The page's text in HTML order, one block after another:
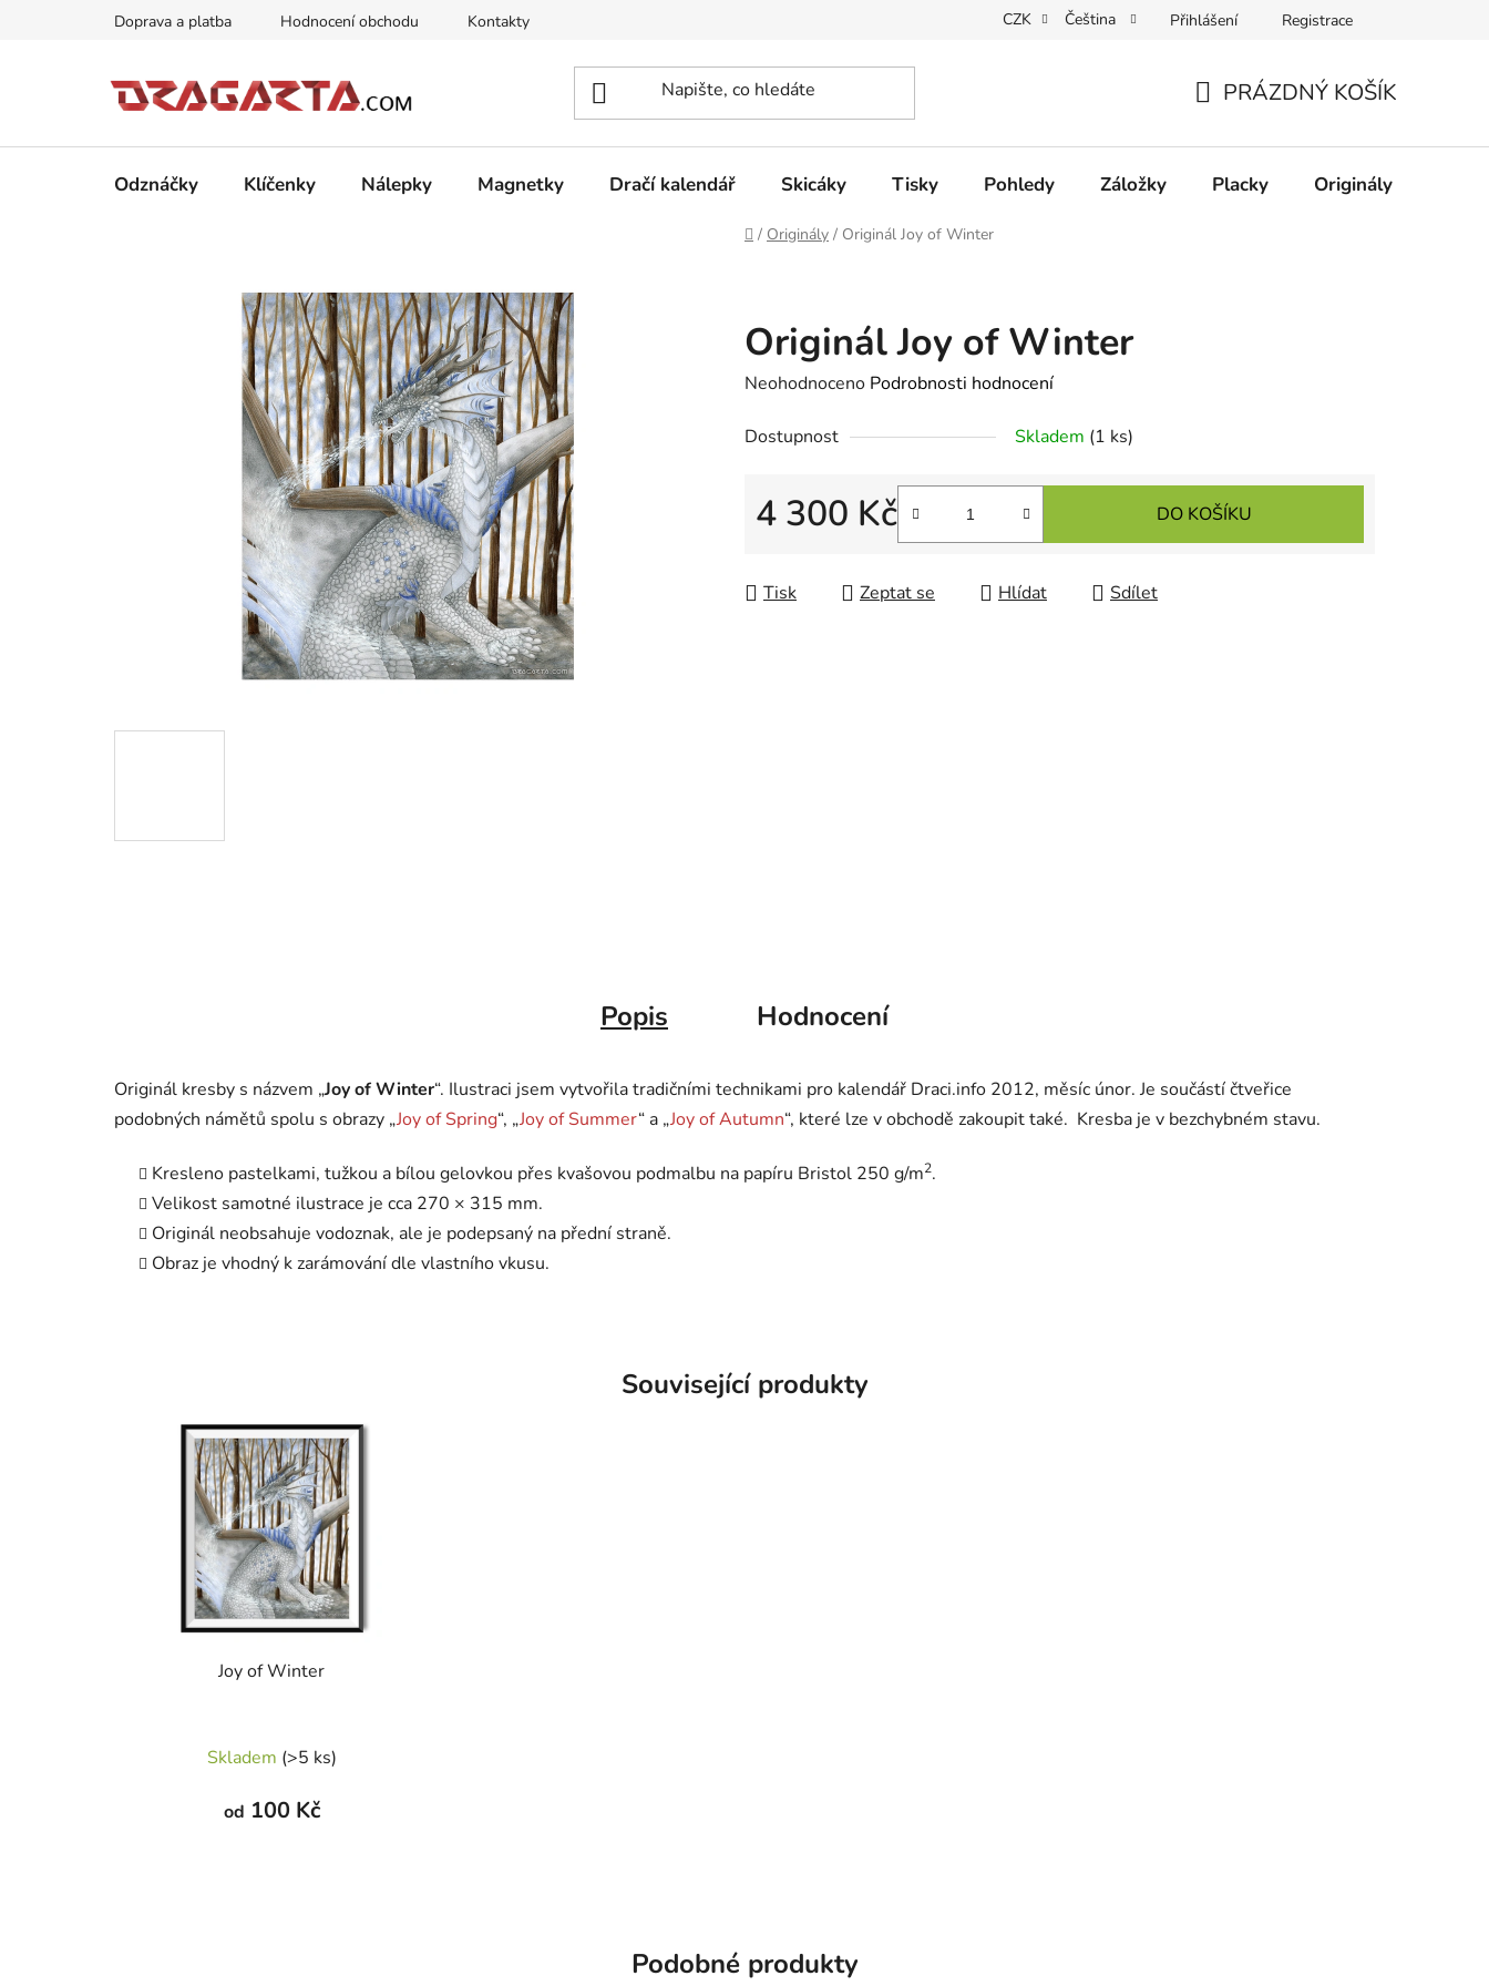
Doprava a platba Hodnocení obchodu Kontakty CZK Čeština Přihlášení Registrace
KOŠÍK
PRÁZDNÝ KOŠÍK
Odznáčky Klíčenky Nálepky Magnetky Dračí kalendář Skicáky Tisky Pohledy Záložky Placky Originály
Domů
/ Originály / Originál Joy of Winter
Originál Joy of Winter
Průměrné
produktu
0,0
hvězdiček.
Neohodnoceno Podrobnosti hodnocení
Dostupnost Skladem (1 ks)
4 300 Kč DO KOŠÍKU
Tisk Zeptat se Hlídat Sdílet
Popis Hodnocení
Originál kresby s názvem „Joy of Winter“. Ilustraci jsem vytvořila tradičními technikami pro kalendář Draci.info 2012, měsíc únor. Je součástí čtveřice
podobných námětů spolu s obrazy „Joy of Spring“, „Joy of Summer“ a „Joy of Autumn“, které lze v obchodě zakoupit také. Kresba je v bezchybném stavu.
Kresleno pastelkami, tužkou a bílou gelovkou přes kvašovou podmalbu na papíru Bristol 250 g/m2.
Velikost samotné ilustrace je cca 270 × 315 mm.
Originál neobsahuje vodoznak, ale je podepsaný na přední straně.
Obraz je vhodný k zarámování dle vlastního vkusu.
Související produkty
Joy of Winter
Skladem (>5 ks)
od 100 Kč
Podobné produkty